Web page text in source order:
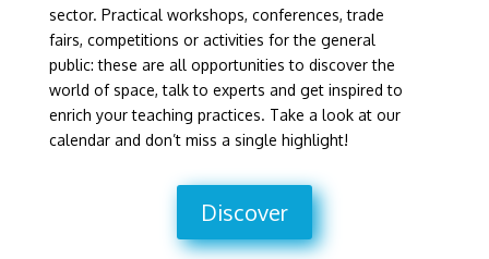
sector. Practical workshops, conferences, trade
fairs, competitions or activities for the general
public: these are all opportunities to discover the
world of space, talk to experts and get inspired to
enrich your teaching practices. Take a look at our
calendar and don’t miss a single highlight!
Discover